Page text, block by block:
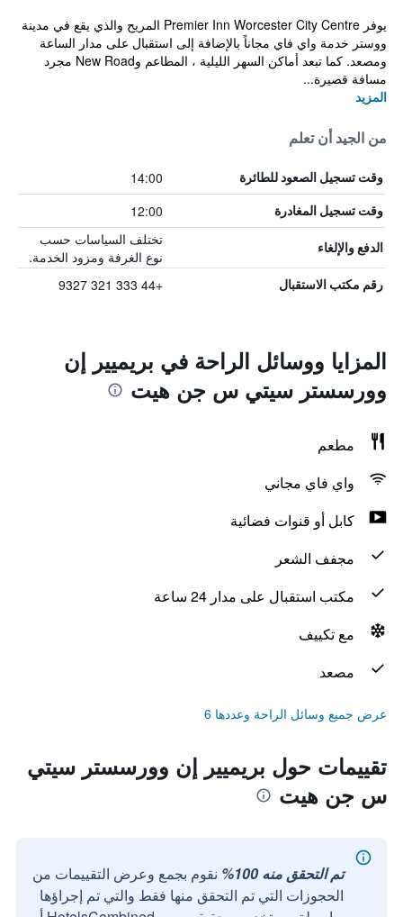
يوفر Premier Inn Worcester City Centre المريح والذي يقع في مدينة
ووستر خدمة واي فاي مجاناً بالإضافة إلى استقبال على مدار الساعة
ومصعد. كما تبعد أماكن السهر الليلية ، المطاعم وNew Road مجرد
مسافة قصيرة...
المزيد
من الجيد أن تعلم
وقت تسجيل الصعود للطائرة 14:00
وقت تسجيل المغادرة 12:00
الدفع والإلغاء
تختلف السياسات حسب
نوع الغرفة ومزود الخدمة.
رقم مكتب الاستقبال +44 333 321 9327
المزايا ووسائل الراحة في بريميير إن
وورسستر سيتي س جن هيت
مطعم
واي فاي مجاني
كابل أو قنوات فضائية
مجفف الشعر
مكتب استقبال على مدار 24 ساعة
مع تكييف
مصعد
عرض جميع وسائل الراحة وعددها 6
تقييمات حول بريميير إن وورسستر سيتي
س جن هيت
تم التحقق منه 100%
نقوم بجمع وعرض التقييمات من
الحجوزات التي تم التحقق منها فقط والتي تم إجراؤها